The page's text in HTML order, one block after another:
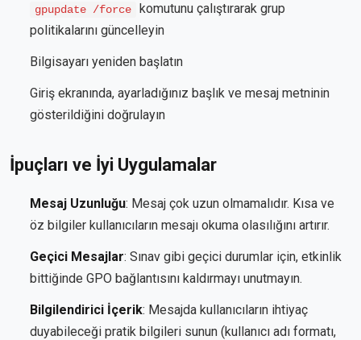
gpupdate /force
komutunu çalıştırarak grup
politikalarını güncelleyin
Bilgisayarı yeniden başlatın
Giriş ekranında, ayarladığınız başlık ve mesaj metninin
gösterildiğini doğrulayın
İpuçları ve İyi Uygulamalar
Mesaj Uzunluğu: Mesaj çok uzun olmamalıdır. Kısa ve
öz bilgiler kullanıcıların mesajı okuma olasılığını artırır.
Geçici Mesajlar: Sınav gibi geçici durumlar için, etkinlik
bittiğinde GPO bağlantısını kaldırmayı unutmayın.
Bilgilendirici İçerik: Mesajda kullanıcıların ihtiyaç
duyabileceği pratik bilgileri sunun (kullanıcı adı formatı,